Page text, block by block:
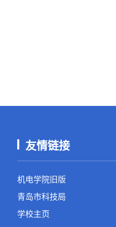
友情链接
机电学院旧版
青岛市科技局
学校主页